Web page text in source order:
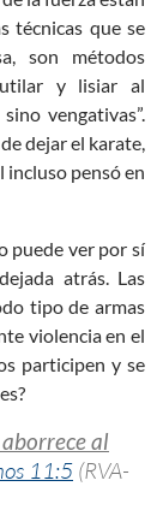
técnicas que se
son métodos
y lisiar al
vengativas”.
dejar el karate,
incluso pensó en
puede ver por sí
atrás. Las
tipo de armas
violencia en el
participen y se
al
11:5 (RVA-